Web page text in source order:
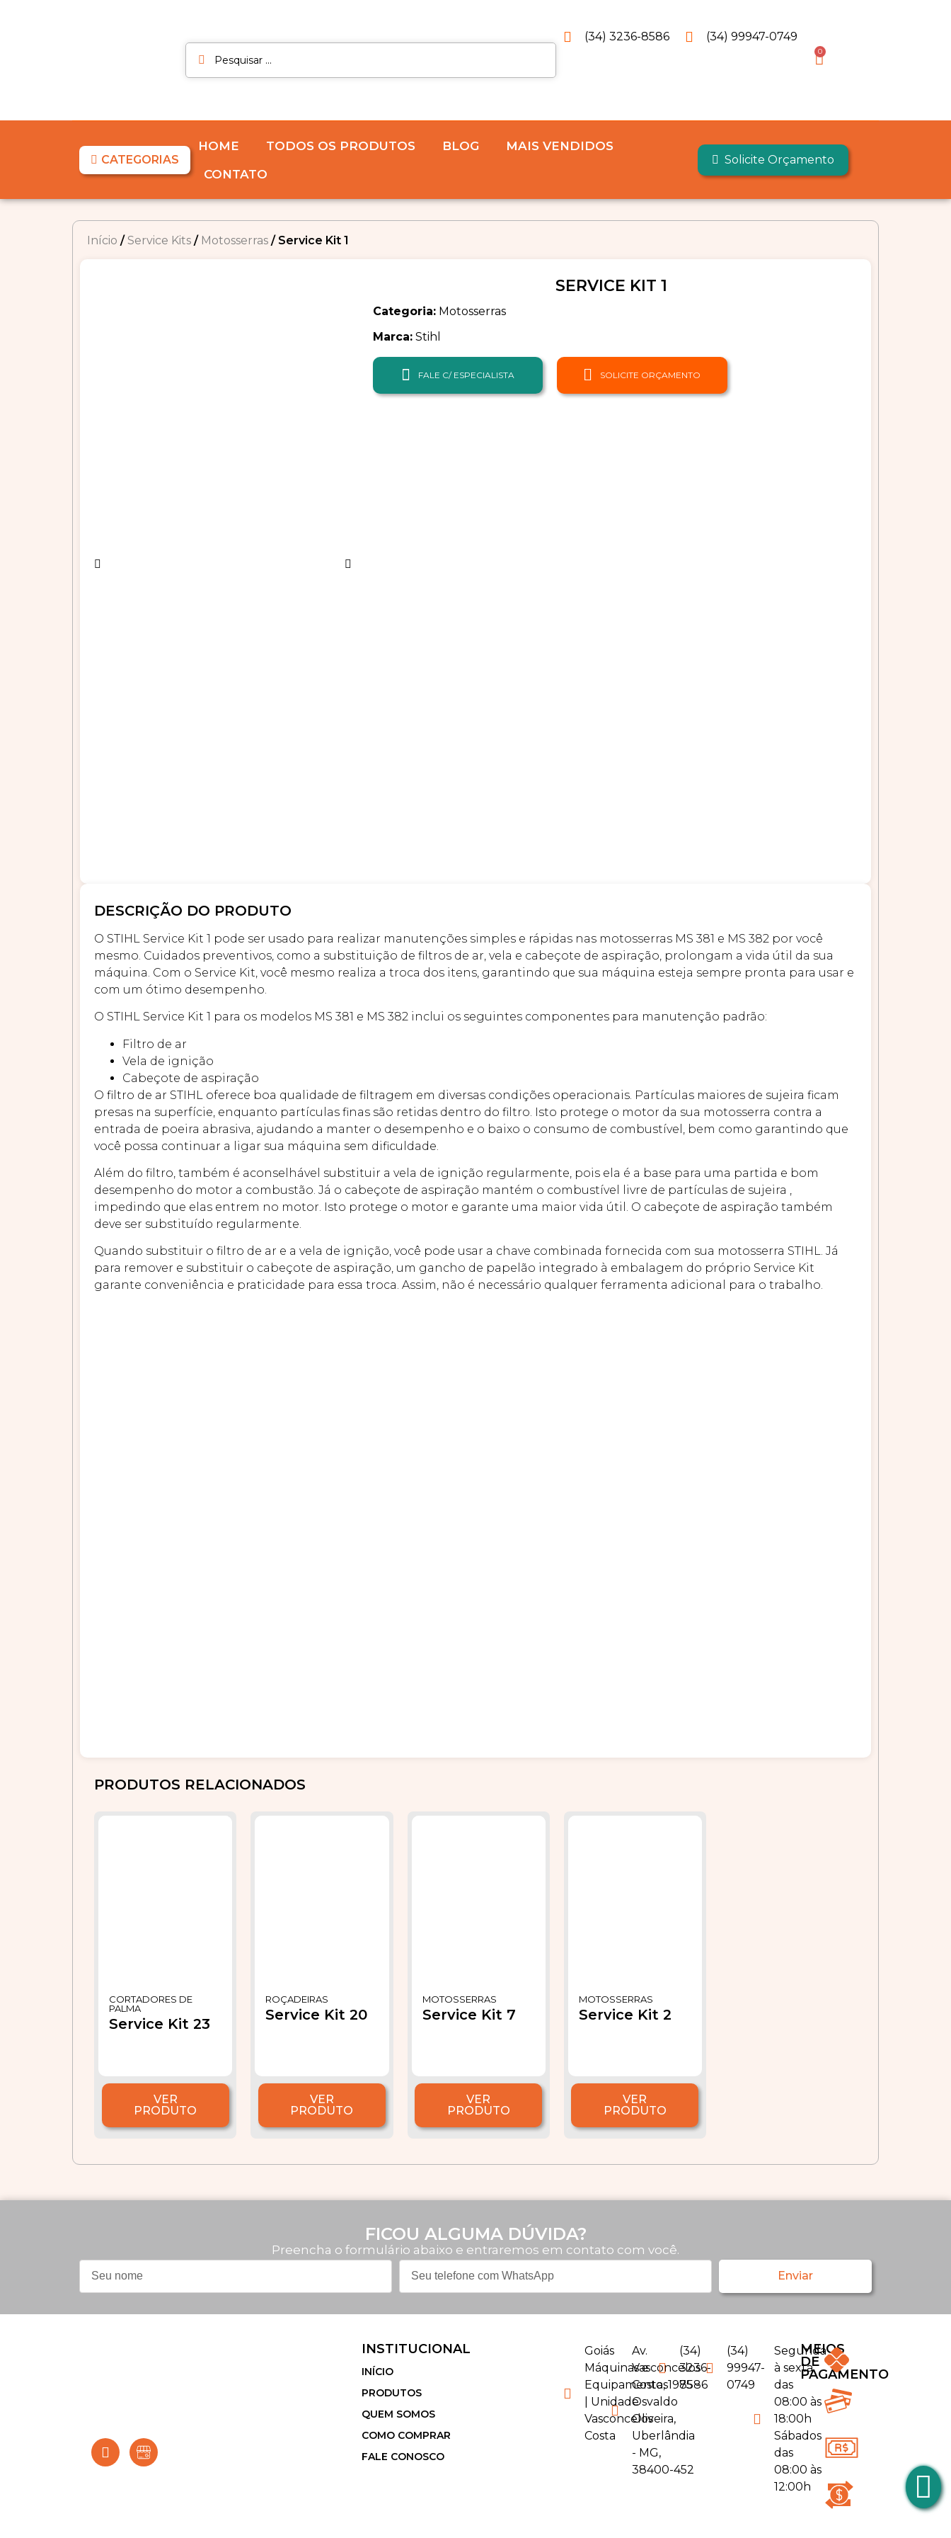
(34) 3236-8586 (34) 99947-0749
0
CATEGORIAS
HOME TODOS OS PRODUTOS BLOG
MAIS VENDIDOS
CONTATO
Solicite Orçamento
Início /Service Kits / Motosserras / Service Kit 1
SERVICE KIT 1
Categoria: Motosserras
Marca: Stihl
FALE C/ ESPECIALISTA SOLICITE ORÇAMENTO
DESCRIÇÃO DO PRODUTO
O STIHL Service Kit 1 pode ser usado para realizar manutenções simples e rápidas nas motosserras MS 381 e MS 382 por você
mesmo. Cuidados preventivos, como a substituição de filtros de ar, vela e cabeçote de aspiração, prolongam a vida útil da sua
máquina. Com o Service Kit, você mesmo realiza a troca dos itens, garantindo que sua máquina esteja sempre pronta para usar e
com um ótimo desempenho.
O STIHL Service Kit 1 para os modelos MS 381 e MS 382 inclui os seguintes componentes para manutenção padrão:
Filtro de ar
Vela de ignição
Cabeçote de aspiração
O filtro de ar STIHL oferece boa qualidade de filtragem em diversas condições operacionais. Partículas maiores de sujeira ficam
presas na superfície, enquanto partículas finas são retidas dentro do filtro. Isto protege o motor da sua motosserra contra a
entrada de poeira abrasiva, ajudando a manter o desempenho e o baixo o consumo de combustível, bem como garantindo que
você possa continuar a ligar sua máquina sem dificuldade.
Além do filtro, também é aconselhável substituir a vela de ignição regularmente, pois ela é a base para uma partida e bom
desempenho do motor a combustão. Já o cabeçote de aspiração mantém o combustível livre de partículas de sujeira ,
impedindo que elas entrem no motor. Isto protege o motor e garante uma maior vida útil. O cabeçote de aspiração também
deve ser substituído regularmente.
Quando substituir o filtro de ar e a vela de ignição, você pode usar a chave combinada fornecida com sua motosserra STIHL. Já
para remover e substituir o cabeçote de aspiração, um gancho de papelão integrado à embalagem do próprio Service Kit
garante conveniência e praticidade para essa troca. Assim, não é necessário qualquer ferramenta adicional para o trabalho.
PRODUTOS RELACIONADOS
CORTADORES DE
PALMA
Service Kit 23
VER
PRODUTO
ROÇADEIRAS
Service Kit 20
VER
PRODUTO
MOTOSSERRAS
Service Kit 7
VER
PRODUTO
MOTOSSERRAS
Service Kit 2
VER
PRODUTO
FICOU ALGUMA DÚVIDA?
Preencha o formulário abaixo e entraremos em contato com você.
Enviar
INSTITUCIONAL
INÍCIO
PRODUTOS
QUEM SOMOS
COMO COMPRAR
FALE CONOSCO
Goiás
Máquinas e
Equipamentos
| Unidade
Vasconcelos
Costa
Av.
Vasconcelos
Costa, 1975 -
Osvaldo
Oliveira,
Uberlândia
- MG,
38400-452
(34)
3236-
8586
(34)
99947-
0749
Segunda
à sexta
das
08:00 às
18:00h
Sábados
das
08:00 às
12:00h
MEIOS
DE
PAGAMENTO